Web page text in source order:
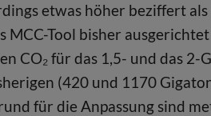
etwas höher beziffert
MCC-Tool bisher
CO₂ für das 1,5- und das 2-
(420 und 1170
für die Anpassung sind